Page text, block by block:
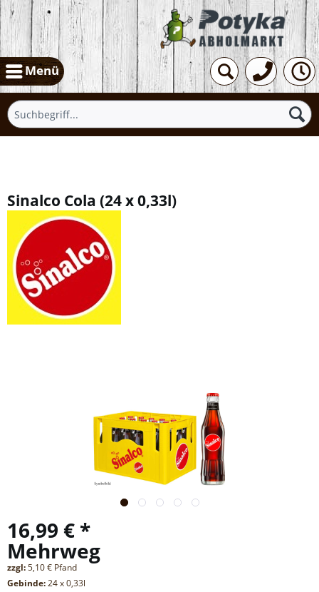
Menü
Sinalco Cola (24 x 0,33l)
16,99 € *
Mehrweg
zzgl:5,10 € Pfand
Gebinde:24 x 0,33l